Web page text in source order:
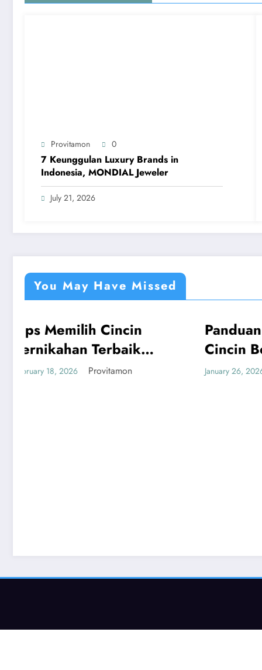
Provitamon 0
7 Keunggulan Luxury Brands in
Indonesia, MONDIAL Jeweler
July 21, 2026
You May Have Missed
UMUM
Panduan Mudah Beli
Cincin Berlian
Bandung yang
January 26, 2026